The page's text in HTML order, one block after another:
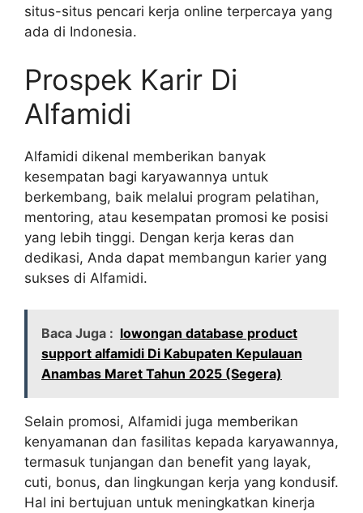
situs-situs pencari kerja online terpercaya yang
ada di Indonesia.
Prospek Karir Di
Alfamidi
Alfamidi dikenal memberikan banyak
kesempatan bagi karyawannya untuk
berkembang, baik melalui program pelatihan,
mentoring, atau kesempatan promosi ke posisi
yang lebih tinggi. Dengan kerja keras dan
dedikasi, Anda dapat membangun karier yang
sukses di Alfamidi.
Baca Juga : lowongan database product
support alfamidi Di Kabupaten Kepulauan
Anambas Maret Tahun 2025 (Segera)
Selain promosi, Alfamidi juga memberikan
kenyamanan dan fasilitas kepada karyawannya,
termasuk tunjangan dan benefit yang layak,
cuti, bonus, dan lingkungan kerja yang kondusif.
Hal ini bertujuan untuk meningkatkan kinerja